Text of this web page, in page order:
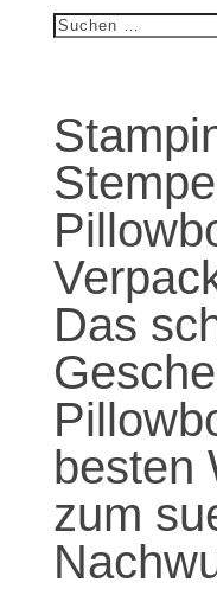
Das
besten
zum